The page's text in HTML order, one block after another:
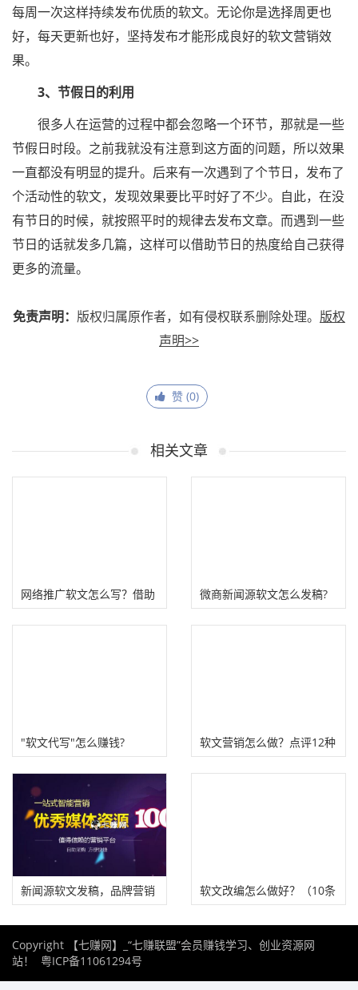
每周一次这样持续发布优质的软文。无论你是选择周更也
好，每天更新也好，坚持发布才能形成良好的软文营销效
果。
3、节假日的利用
很多人在运营的过程中都会忽略一个环节，那就是一些
节假日时段。之前我就没有注意到这方面的问题，所以效果
一直都没有明显的提升。后来有一次遇到了个节日，发布了
个活动性的软文，发现效果要比平时好了不少。自此，在没
有节日的时候，就按照平时的规律去发布文章。而遇到一些
节日的话就发多几篇，这样可以借助节日的热度给自己获得
更多的流量。
免责声明： 版权归属原作者，如有侵权联系删除处理。 版权
声明>>
赞 (0)
相关文章
网络推广软文怎么写？借助
AI写作工具！
微商新闻源软文怎么发稿?
"软文代写"怎么赚钱?
软文营销怎么做？点评12种
高质量软文写作技巧！
新闻源软文发稿，品牌营销
软文改编怎么做好？（10条
Copyright 【七赚网】_“七赚联盟”会员赚钱学习、创业资源网
站！ 粤ICP备11061294号